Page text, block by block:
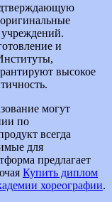
оригинальные
и
высокое
могут
по
всегда
для
предлагает
Купить диплом
хореографии.